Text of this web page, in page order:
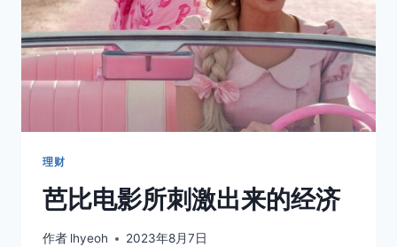
管
都
是
印
理财
芭比电影所刺激出来的经济
作者 lhyeoh 2023年8月7日